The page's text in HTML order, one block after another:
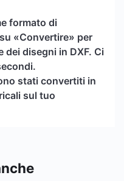
formato di
«Convertire» per
dei disegni in DXF. Ci
stati convertiti in
sul tuo